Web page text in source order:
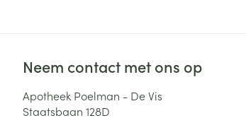
Neem contact met ons op
Apotheek Poelman - De Vis
Staatsbaan 128D